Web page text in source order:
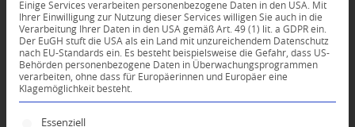
GEBETE FÜR DEN
WELTFRIEDEN MIT
BRUNCH
Einige Services verarbeiten personenbezogene Daten in den USA. Mit
Ihrer Einwilligung zur Nutzung dieser Services willigen Sie auch in die
Verarbeitung Ihrer Daten in den USA gemäß Art. 49 (1) lit. a GDPR ein.
Der EuGH stuft die USA als ein Land mit unzureichendem Datenschutz
nach EU-Standards ein. Es besteht beispielsweise die Gefahr, dass US-
Behörden personenbezogene Daten in Überwachungsprogrammen
verarbeiten, ohne dass für Europäerinnen und Europäer eine
Klagemöglichkeit besteht.
Es folgt eine Liste der Service-Gruppen, für die
Essenziell